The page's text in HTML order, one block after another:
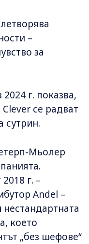
–
за
г. показва,
се радват
сутрин.
Мьолер
г. –
Andel –
което
„без шефове“